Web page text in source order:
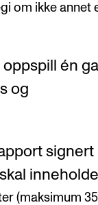
om ikke annet
én
og
signert
inneholde
(maksimum 35